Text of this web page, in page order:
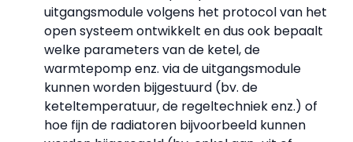
uitgangsmodule volgens het protocol van het
open systeem ontwikkelt en dus ook bepaalt
welke parameters van de ketel, de
warmtepomp enz. via de uitgangsmodule
kunnen worden bijgestuurd (bv. de
keteltemperatuur, de regeltechniek enz.) of
hoe fijn de radiatoren bijvoorbeeld kunnen